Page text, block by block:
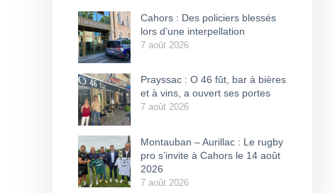
Cahors : Des policiers blessés
lors d’une interpellation
7 août 2026
Prayssac : O 46 fût, bar à bières
et à vins, a ouvert ses portes
7 août 2026
Montauban – Aurillac : Le rugby
pro s’invite à Cahors le 14 août
2026
7 août 2026